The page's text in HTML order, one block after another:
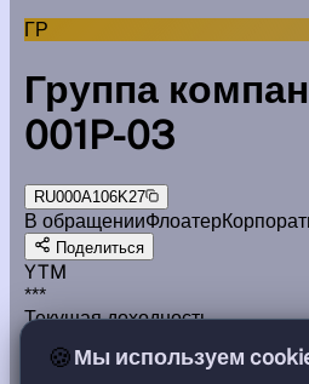
ГР
Группа
001P-03
RU000A106K27
В обращенииФлоатер
Поделиться
YTM
***
Текущая доходность
G спред
🍪Мы используем